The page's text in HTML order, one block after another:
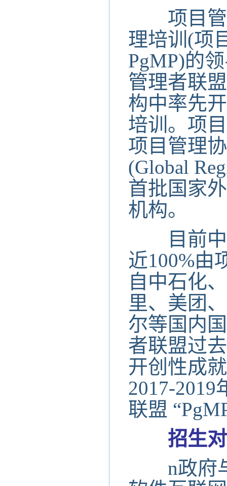
项目管
理培训(项
PgMP)的
管理者联
构中率先
培训。项
项目管理
(Global
首批国家
机构。
目前中
近100%由
自中石化
里、美团
尔等国内
者联盟过
开创性成
2017-
联盟
招生
n政府